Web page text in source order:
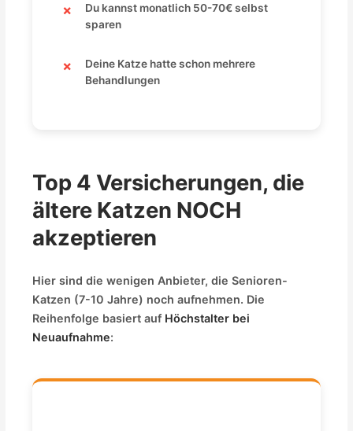
Du kannst monatlich 50-70€ selbst
sparen
Deine Katze hatte schon mehrere
Behandlungen
Top 4 Versicherungen, die
ältere Katzen NOCH
akzeptieren
Hier sind die wenigen Anbieter, die Senioren-
Katzen (7-10 Jahre) noch aufnehmen. Die
Reihenfolge basiert auf Höchstalter bei
Neuaufnahme: